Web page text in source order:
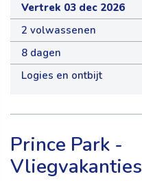
Vertrek 03 dec 2026
2 volwassenen
8 dagen
Logies en ontbijt
Prince Park -
Vliegvakanties